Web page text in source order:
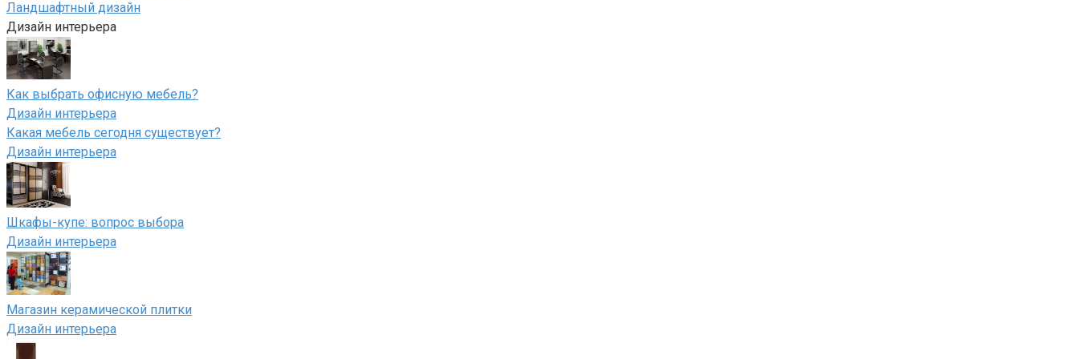
Ландшафтный дизайн
Дизайн интерьера
Как выбрать офисную мебель?
Дизайн интерьера
Какая мебель сегодня существует?
Дизайн интерьера
Шкафы-купе: вопрос выбора
Дизайн интерьера
Магазин керамической плитки
Дизайн интерьера